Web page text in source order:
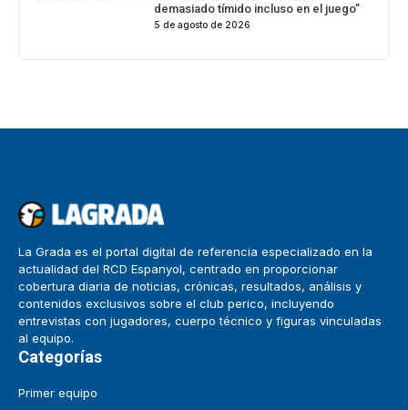
demasiado tímido incluso en el juego”
5 de agosto de 2026
La Grada es el portal digital de referencia especializado en la
actualidad del RCD Espanyol, centrado en proporcionar
cobertura diaria de noticias, crónicas, resultados, análisis y
contenidos exclusivos sobre el club perico, incluyendo
entrevistas con jugadores, cuerpo técnico y figuras vinculadas
al equipo.
Categorías
Primer equipo